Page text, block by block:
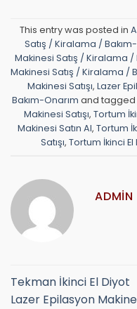
This entry was posted in
Satış / Kiralama /
Makinesi Satış / Kiralama /
Makinesi Satış / Kiralama /
Makinesi Satışı, Lazer
Bakım-Onarım and tagged
Makinesi Satışı, Tortum
Makinesi Satın Al, Tortum
Satışı, Tortum İkinci El
ADMIN
Tekman İkinci El Diyot
Lazer Epilasyon